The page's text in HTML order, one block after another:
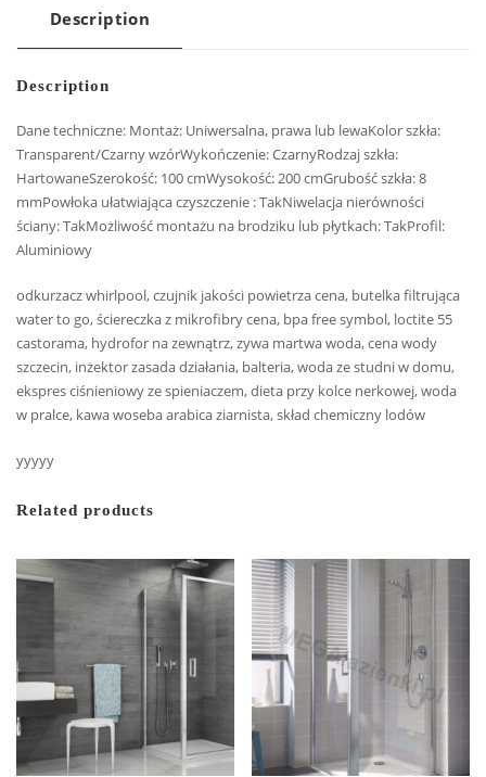
Description
Description
Dane techniczne: Montaż: Uniwersalna, prawa lub lewaKolor szkła:
Transparent/Czarny wzórWykończenie: CzarnyRodzaj szkła:
HartowaneSzerokość: 100 cmWysokość: 200 cmGrubość szkła: 8
mmPowłoka ułatwiająca czyszczenie : TakNiwelacja nierówności
ściany: TakMożliwość montażu na brodziku lub płytkach: TakProfil:
Aluminiowy
odkurzacz whirlpool, czujnik jakości powietrza cena, butelka filtrująca
water to go, ściereczka z mikrofibry cena, bpa free symbol, loctite 55
castorama, hydrofor na zewnątrz, zywa martwa woda, cena wody
szczecin, inżektor zasada działania, balteria, woda ze studni w domu,
ekspres ciśnieniowy ze spieniaczem, dieta przy kolce nerkowej, woda
w pralce, kawa woseba arabica ziarnista, skład chemiczny lodów
yyyyy
Related products